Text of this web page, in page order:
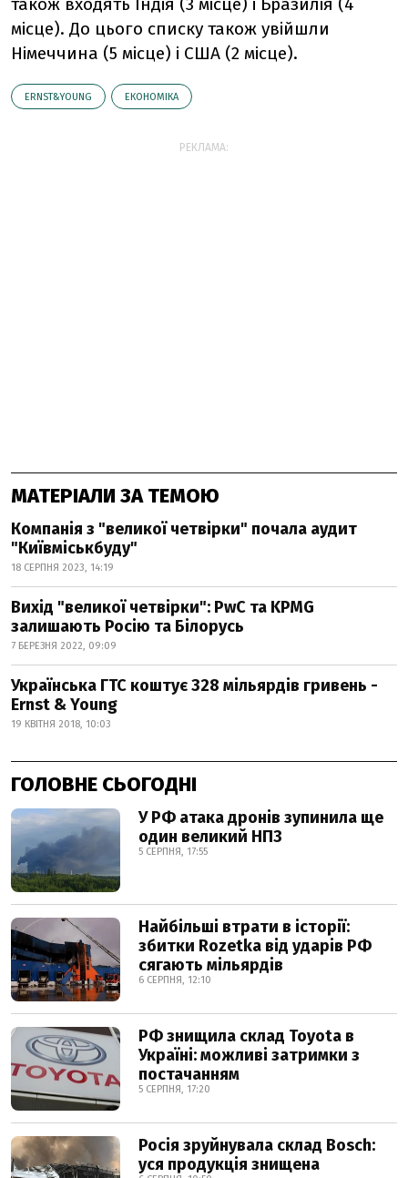
місце). До цього списку також увійшли
Німеччина (5 місце) і США (2 місце).
ERNST&YOUNG ЕКОНОМІКА
РЕКЛАМА:
МАТЕРІАЛИ ЗА ТЕМОЮ
Компанія з "великої четвірки" почала аудит
"Київміськбуду"
18 СЕРПНЯ 2023, 14:19
Вихід "великої четвірки": PwC та KPMG
залишають Росію та Білорусь
7 БЕРЕЗНЯ 2022, 09:09
Українська ГТС коштує 328 мільярдів гривень -
Ernst & Young
19 КВІТНЯ 2018, 10:03
ГОЛОВНЕ СЬОГОДНІ
У РФ атака дронів зупинила ще
один великий НПЗ
5 СЕРПНЯ, 17:55
Найбільші втрати в історії:
збитки Rozetka від ударів РФ
сягають мільярдів
6 СЕРПНЯ, 12:10
РФ знищила склад Toyota в
Україні: можливі затримки з
постачанням
5 СЕРПНЯ, 17:20
Росія зруйнувала склад Bosch:
уся продукція знищена